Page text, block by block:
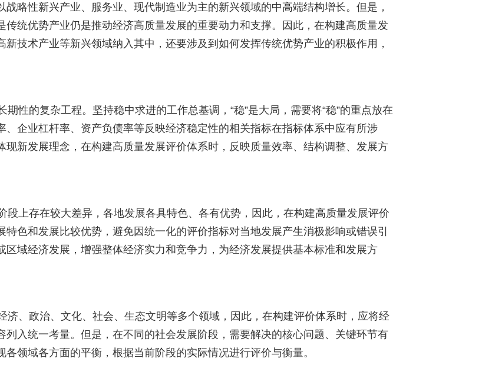
略性新兴产业、服务业、现代制造业为主的新兴领域的中高端结构增长。但是，
统优势产业仍是推动经济高质量发展的重要动力和支撑。因此，在构建高质量发
技术产业等新兴领域纳入其中，还要涉及到如何发挥传统优势产业的积极作用，
性的复杂工程。坚持稳中求进的工作总基调，“稳”是大局，需要将“稳”的重点放在
企业杠杆率、资产负债率等反映经济稳定性的相关指标在指标体系中应有所涉
新发展理念，在构建高质量发展评价体系时，反映质量效率、结构调整、发展方
上存在较大差异，各地发展各具特色、各有优势，因此，在构建高质量发展评价
色和发展比较优势，避免因统一化的评价指标对当地发展产生消极影响或错误引
域经济发展，增强整体经济实力和竞争力，为经济发展提供基本标准和发展方
、政治、文化、社会、生态文明等多个领域，因此，在构建评价体系时，应将经
入统一考量。但是，在不同的社会发展阶段，需要解决的核心问题、关键环节有
领域各方面的平衡，根据当前阶段的实际情况进行评价与衡量。